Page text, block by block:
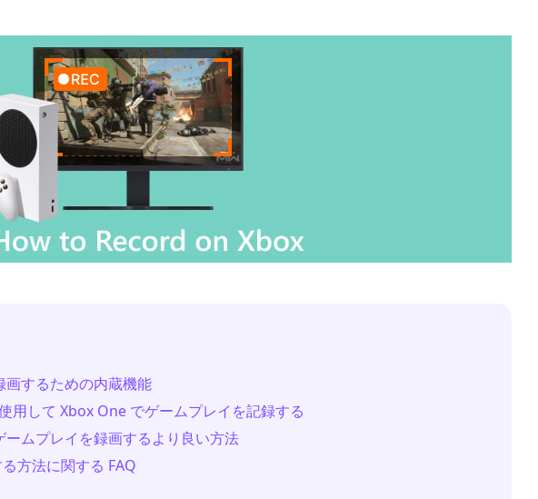
するための内蔵機能
用して Xbox One でゲームプレイを記録する
ムプレイを録画するより良い方法
方法に関する FAQ